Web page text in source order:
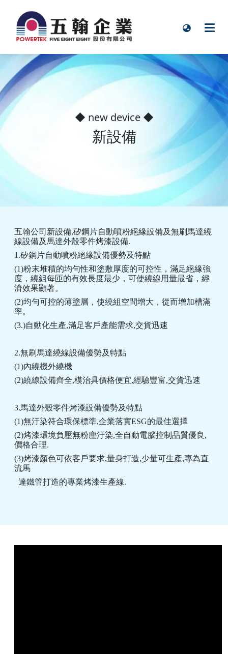
◆ new device ◆
新設備
五翰公司新設備,矽鋼片自動噴粉絕緣設備及無刷馬達繞
線設備及馬達外殼零件烤漆設備.
1.矽鋼片自動噴粉絕緣設備優勢及特點
(1)粉末堆積的均勻性和塗敷厚度的可控性，滿足絕緣強
度，繞組每匝的有效長度最少，可使繞線用量最省，經
濟效果顯著。
(2)均勻可控的薄塗層，使繞組空間增大，從而增加槽滿
率。
(3.)自動化生產,滿足客戶產能需求,交貨迅速
2.無刷馬達繞線設備優勢及特點
(1)內繞機外繞機
(2)繞線設備齊全,模治具價格便宜,經驗豐富,交貨迅速
3.馬達外殼零件烤漆設備優勢及特點
(1)無汙染符合環保標準,企業落實ESG的最佳選擇
(2)烤漆環境負壓無粉塵汙染,全自動電腦控制品質優良,
價格合理.
(3)烤漆顏色可依客戶要求,量身打造,少量可生產,專為直
流馬
達鐵管打造的專業烤漆生產線.